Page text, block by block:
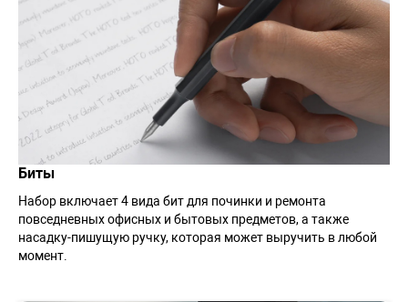
Биты
Набор включает 4 вида бит для починки и ремонта
повседневных офисных и бытовых предметов, а также
насадку-пишущую ручку, которая может выручить в любой
момент.